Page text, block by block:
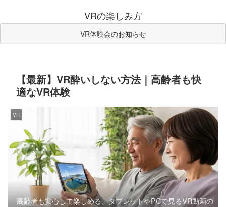
VRの楽しみ方
VR体験会のお知らせ
【最新】VR酔いしない方法｜高齢者も快
適なVR体験
VR
高齢者も安心して楽しめる、タブレットやPCで見るVR動画の